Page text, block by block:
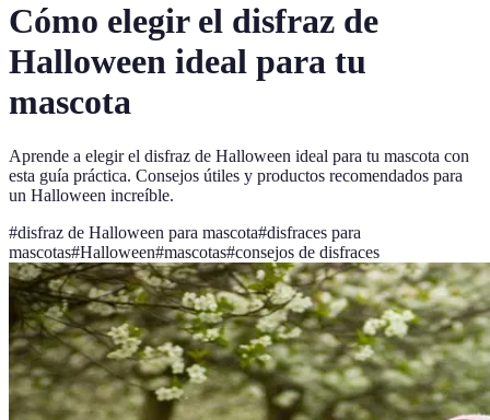
Cómo elegir el disfraz de
Halloween ideal para tu
mascota
Aprende a elegir el disfraz de Halloween ideal para tu mascota con
esta guía práctica. Consejos útiles y productos recomendados para
un Halloween increíble.
#disfraz de Halloween para mascota#disfraces para
mascotas#Halloween#mascotas#consejos de disfraces